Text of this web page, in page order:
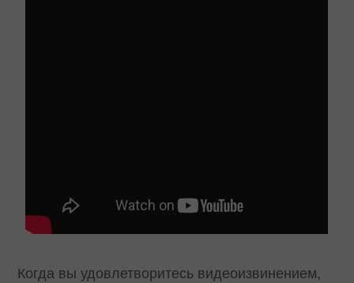
Когда вы удовлетворитесь видеоизвинением,